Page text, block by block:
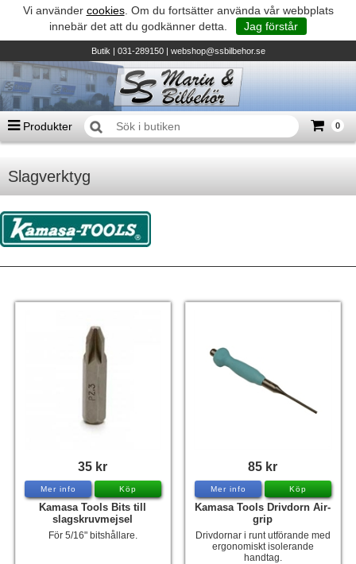
Vi använder cookies. Om du fortsätter använda vår webbplats
innebär det att du godkänner detta.
Jag förstår
Butik| 031-289150 | webshop@ssbilbehor.se
Produkter 0
TILL KASSAN
Micore • Båtar
Suzuki - Utombordare
Honda - Utombordare
HonWave - Gummibåtar
Honda - Elverk & Pumpar
Minn Kota - elmotorer
Volvo Penta Servicedelar
Yanmar Servicedelar
Yamaha Servicedelar
Mercury Servicedelar
Slagverktyg
35 kr
Mer info Köp
Kamasa Tools Bits till
slagskruvmejsel
För 5/16" bitshållare.
85 kr
Mer info Köp
Kamasa Tools Drivdorn Air-
grip
Drivdornar i runt utförande med
ergonomiskt isolerande
handtag.